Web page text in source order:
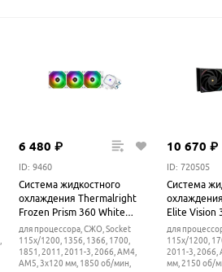
6 480 ₽
ID: 9460
Система жидкостного
охлаждения Thermalright
Frozen Prism 360 White
ARGB
для процессора, СЖО, Socket
115x/1200, 1356, 1366, 1700,
1851, 2011, 2011-3, 2066, AM4,
AM5, 3x120 мм, 1850 об/мин,
10 670 ₽
ID: 720505
Система
Elite Vision
для
115x/1200,
2011-3, 2066,
мм, 2150 об/